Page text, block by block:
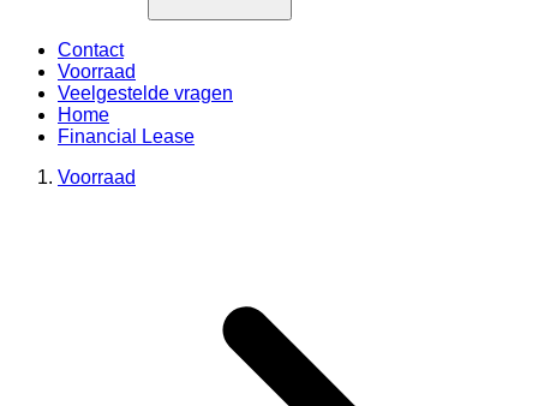
Contact
Voorraad
Veelgestelde vragen
Home
Financial Lease
Voorraad